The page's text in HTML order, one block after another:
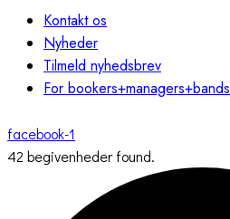
Kontakt os
Nyheder
Tilmeld nyhedsbrev
For bookers+managers+bands
facebook-1
42 begivenheder found.